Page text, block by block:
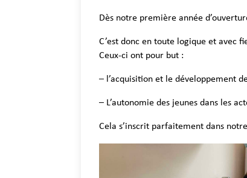
Dès notre première année
C’est donc en toute logique et avec
Ceux-ci ont pour but :
– l’acquisition et le développement
– L’autonomie des jeunes dans les
Cela s’inscrit parfaitement dans